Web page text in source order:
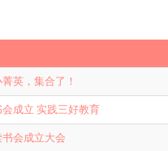
英，集合了！
成立 实践三好教育
会成立大会